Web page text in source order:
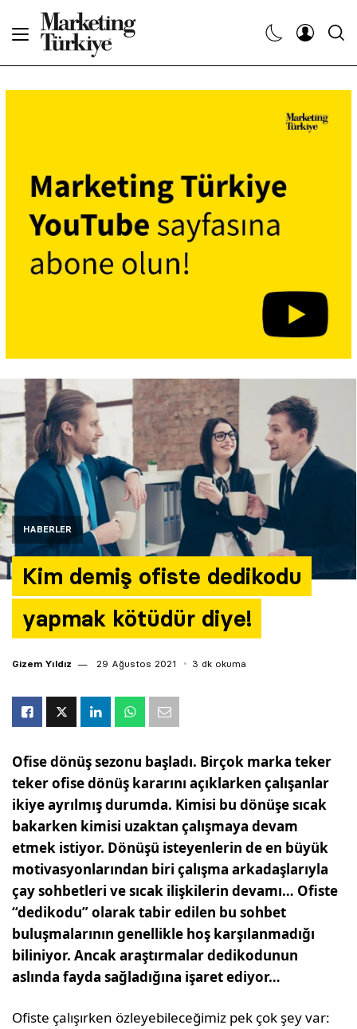
HABERLER
Kim demiş ofiste dedikodu
yapmak kötüdür diye!
Gizem Yıldız 29 Ağustos 2021 3 dk okuma
Ofise dönüş sezonu başladı. Birçok marka teker
teker ofise dönüş kararını açıklarken çalışanlar
ikiye ayrılmış durumda. Kimisi bu dönüşe sıcak
bakarken kimisi uzaktan çalışmaya devam
etmek istiyor. Dönüşü isteyenlerin de en büyük
motivasyonlarından biri çalışma arkadaşlarıyla
çay sohbetleri ve sıcak ilişkilerin devamı… Ofiste
“dedikodu” olarak tabir edilen bu sohbet
buluşmalarının genellikle hoş karşılanmadığı
biliniyor. Ancak araştırmalar dedikodunun
aslında fayda sağladığına işaret ediyor…
Ofiste çalışırken özleyebileceğimiz pek çok şey var:
Dergiler
Etkinlikler
Araştırma